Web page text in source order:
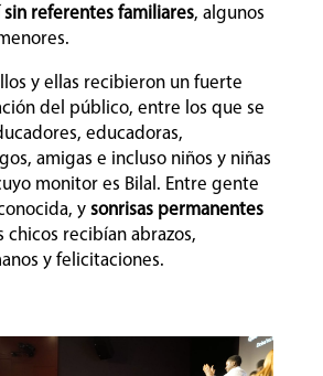
sin referentes familiares, algunos
y ellas recibieron un fuerte
del público, entre los que se
educadoras,
amigas e incluso niños y niñas
monitor es Bilal. Entre gente
y sonrisas permanentes
chicos recibían abrazos,
y felicitaciones.